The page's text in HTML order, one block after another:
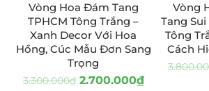
Vòng Hoa Đám Tang
TPHCM Tông Trắng –
Xanh Decor Với Hoa
Hồng, Cúc Mẫu Đơn Sang
Trọng
3.300.000₫ 2.700.000₫
Vòng
Tang
Tông
Cách